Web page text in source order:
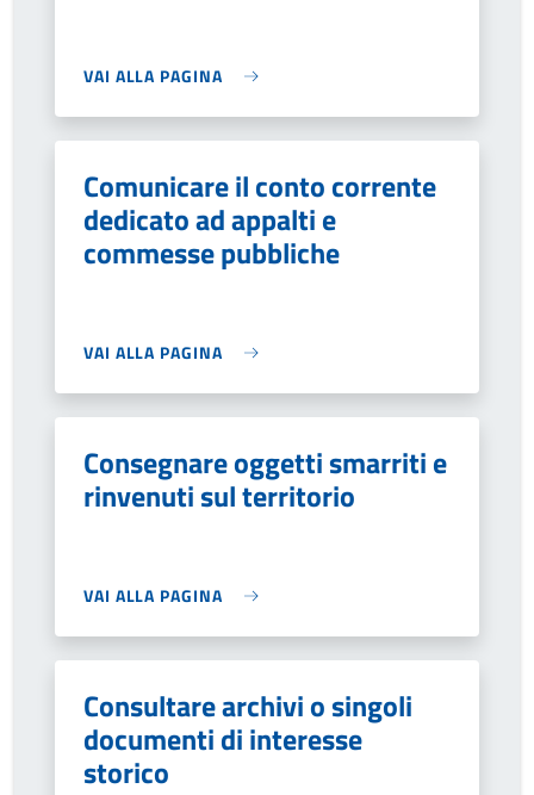
VAI ALLA PAGINA
Comunicare il conto corrente
dedicato ad appalti e
commesse pubbliche
VAI ALLA PAGINA
Consegnare oggetti smarriti e
rinvenuti sul territorio
VAI ALLA PAGINA
Consultare archivi o singoli
documenti di interesse
storico